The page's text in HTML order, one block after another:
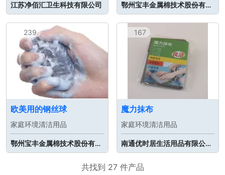
江苏净佰汇卫生科技有限公司 鄂州宝丰金属棉技术股份有限公司
239
欧美用的钢丝球
家庭环境清洁用品
鄂州宝丰金属棉技术股份有限公司
167
魔力抹布
家庭环境清洁用品
南通优时居生活用品有限公司 | 南通清易雅生物科技有限公司
共找到 27 件产品